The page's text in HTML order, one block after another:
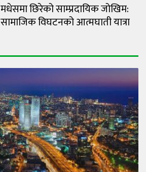
मधेसमा छिरेको साम्प्रदायिक जोखिम:
सामाजिक विघटनको आत्मघाती यात्रा